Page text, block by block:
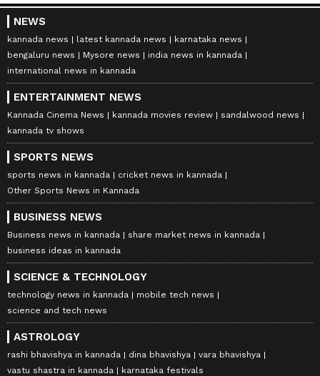
NEWS
kannada news latest kannada news
karnataka news
bengaluru news
Mysore news
india news in kannada
international news in kannada
ENTERTAINMENT NEWS
Kannada Cinema News kannada movies review
sandalwood news
kannada tv shows
SPORTS NEWS
sports news in kannada
cricket news in kannada
Other Sports News in Kannada
BUSINESS NEWS
Business news in kannada
share market news in kannada
business ideas in kannada
SCIENCE & TECHNOLOGY
technology news in kannada
mobile tech news
science and tech news
ASTROLOGY
rashi bhavishya in kannada dina bhavishya
vara bhavishya
vastu shastra in kannada
karnataka festivals